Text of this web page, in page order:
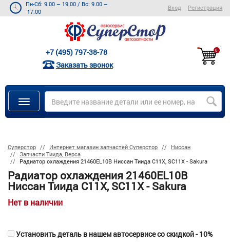
Пн-Сб: 9.00 – 19.00 / Вс: 9.00 –
17.00
Вход Регистрация
+7 (495) 797-38-78
Заказать звонок
0
Суперстор Интернет магазин запчастей Суперстор
Ниссан
Запчасти Тиида, Верса
Радиатор охлаждения 21460EL10B Ниссан Тиида C11X, SC11X - Sakura
Радиатор охлаждения 21460EL10B
Ниссан Тиида C11X, SC11X - Sakura
Нет в наличии
Установить деталь в нашем автосервисе со скидкой - 10%